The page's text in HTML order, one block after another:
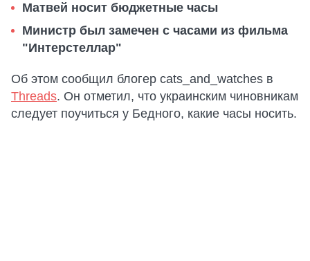
Матвей носит бюджетные часы
Министр был замечен с часами из фильма
"Интерстеллар"
Об этом сообщил блогер cats_and_watches в
Threads. Он отметил, что украинским чиновникам
следует поучиться у Бедного, какие часы носить.